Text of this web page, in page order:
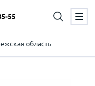
область
55